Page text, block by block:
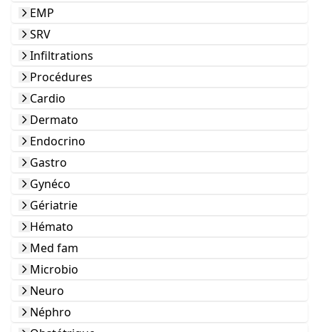
EMP
SRV
Infiltrations
Procédures
Cardio
Dermato
Endocrino
Gastro
Gynéco
Gériatrie
Hémato
Med fam
Microbio
Neuro
Néphro